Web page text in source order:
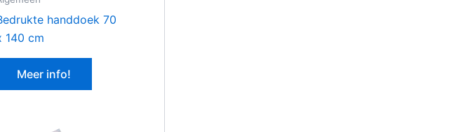
handdoek 70
140 cm
Meer info!